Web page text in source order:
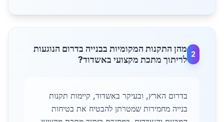
2
מהן התקנות המקומיות בבנייה בדרום הנוגעות
לריתוך מתכת מקצועי באשדוד?
בדרום הארץ, ובעיקר באשדוד, קיימות תקנות
בנייה מחמירות שמטרתן להבטיח את בטיחות